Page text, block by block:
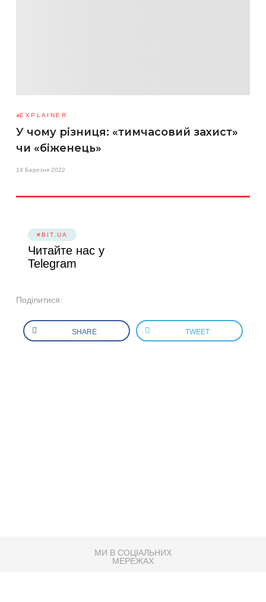
EXPLAINER
У чому різниця: «тимчасовий захист»
чи «біженець»
14 Березня 2022
#BIT.UA
Читайте нас у
Telegram
Поділитися:
SHARE TWEET
МИ В СОЦІАЛЬНИХ
МЕРЕЖАХ